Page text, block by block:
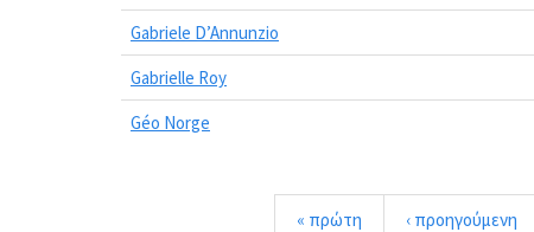
Gabriele D’Annunzio
Gabrielle Roy
Géo Norge
« πρώτη ‹ προηγούμενη